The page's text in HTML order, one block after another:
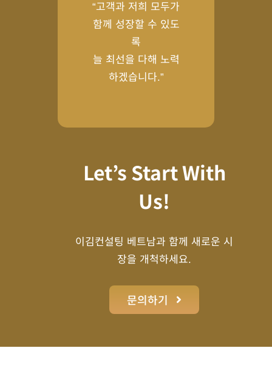
“고객과 저희 모두가
함께 성장할 수 있도
록
늘 최선을 다해 노력
하겠습니다.”
Let’s Start With
Us!
이김컨설팅 베트남과 함께 새로운 시
장을 개척하세요.
문의하기